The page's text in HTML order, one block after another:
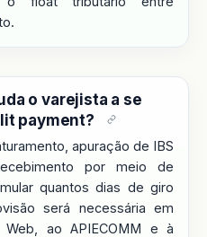
o varejista a se
payment?
apuração de IBS
por meio de
quantos dias de giro
será necessária em
ao APIECOMM e à